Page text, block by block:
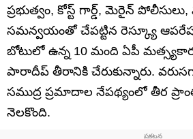
ప్రభుత్వం, కోస్ట్ గార్డ్, మెరైన్
సమన్వయంతో చేపట్టిన రెస్క్యూ
బోటులో ఉన్న 10 మంది ఏపీ
పారాదీప్ తీరానికి చేరుకున్నారు.
సముద్ర ప్రమాదాల నేపథ్యంలో తీర
నెలకొంది.